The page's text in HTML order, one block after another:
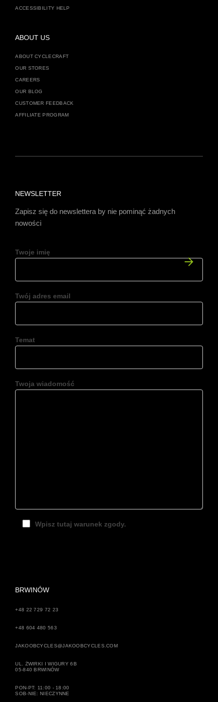
ACCESSIBILITY HELP
ABOUT US
ABOUT CYCLECRAFT
OUR STORES
CAREERS
OUR BLOG
CUSTOMER FEEDBACK
AFFILIATE PROGRAM
NEWSLETTER
Zapisz się do newslettera by nie pominąć żadnych
nowości
Twoje imię
Twój adres email
Temat
Twoja wiadomość
Wpisz tutaj warunek zgody.
BRWINÓW
+48 22 729 72 23
+48 604 480 563
JAKOOBCYCLES@JAKOOBCYCLES.COM
UL. ŻWIRKI I WIGURY 6B
05-840 BRWINÓW
PON-PT: 11:00 - 18:00
SOB-NIE: NIECZYNNE